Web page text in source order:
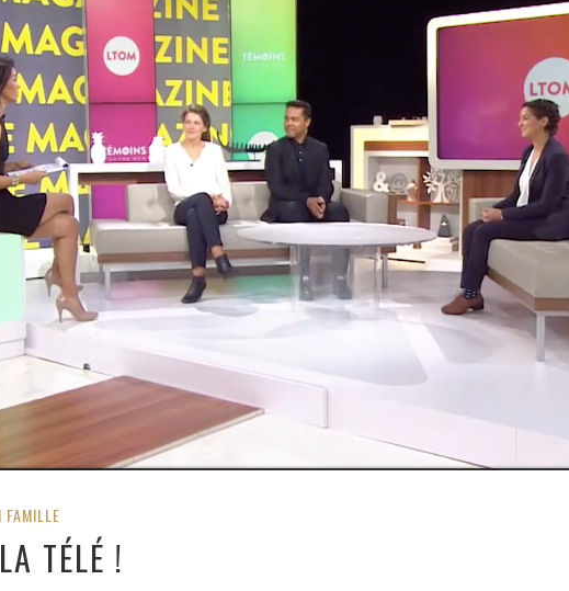
FAMILLE
TÉLÉ !